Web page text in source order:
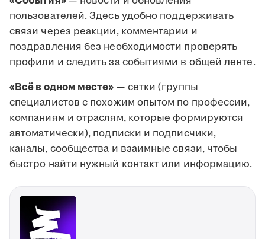
пользователей. Здесь удобно поддерживать
связи через реакции, комментарии и
поздравления без необходимости проверять
профили и следить за событиями в общей ленте.
«Всё в одном месте» — сетки (группы
специалистов с похожим опытом по профессии,
компаниям и отраслям, которые формируются
автоматически), подписки и подписчики,
каналы, сообщества и взаимные связи, чтобы
быстро найти нужный контакт или информацию.